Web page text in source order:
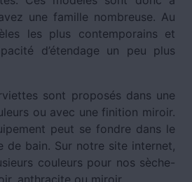
une famille nombreuse. Au
les plus contemporains et
d’étendage un peu plus
sont proposés dans une
ou avec une finition miroir.
peut se fondre dans le
de bain. Sur notre site internet,
couleurs pour nos sèche-
anthracite ou miroir.